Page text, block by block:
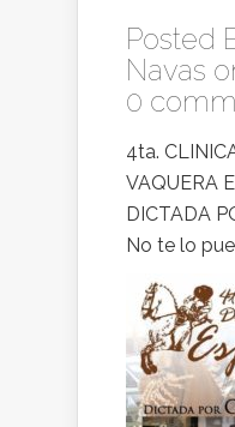
Posted
Navas
0
4ta.
VAQUERA
DICTADA
No te lo